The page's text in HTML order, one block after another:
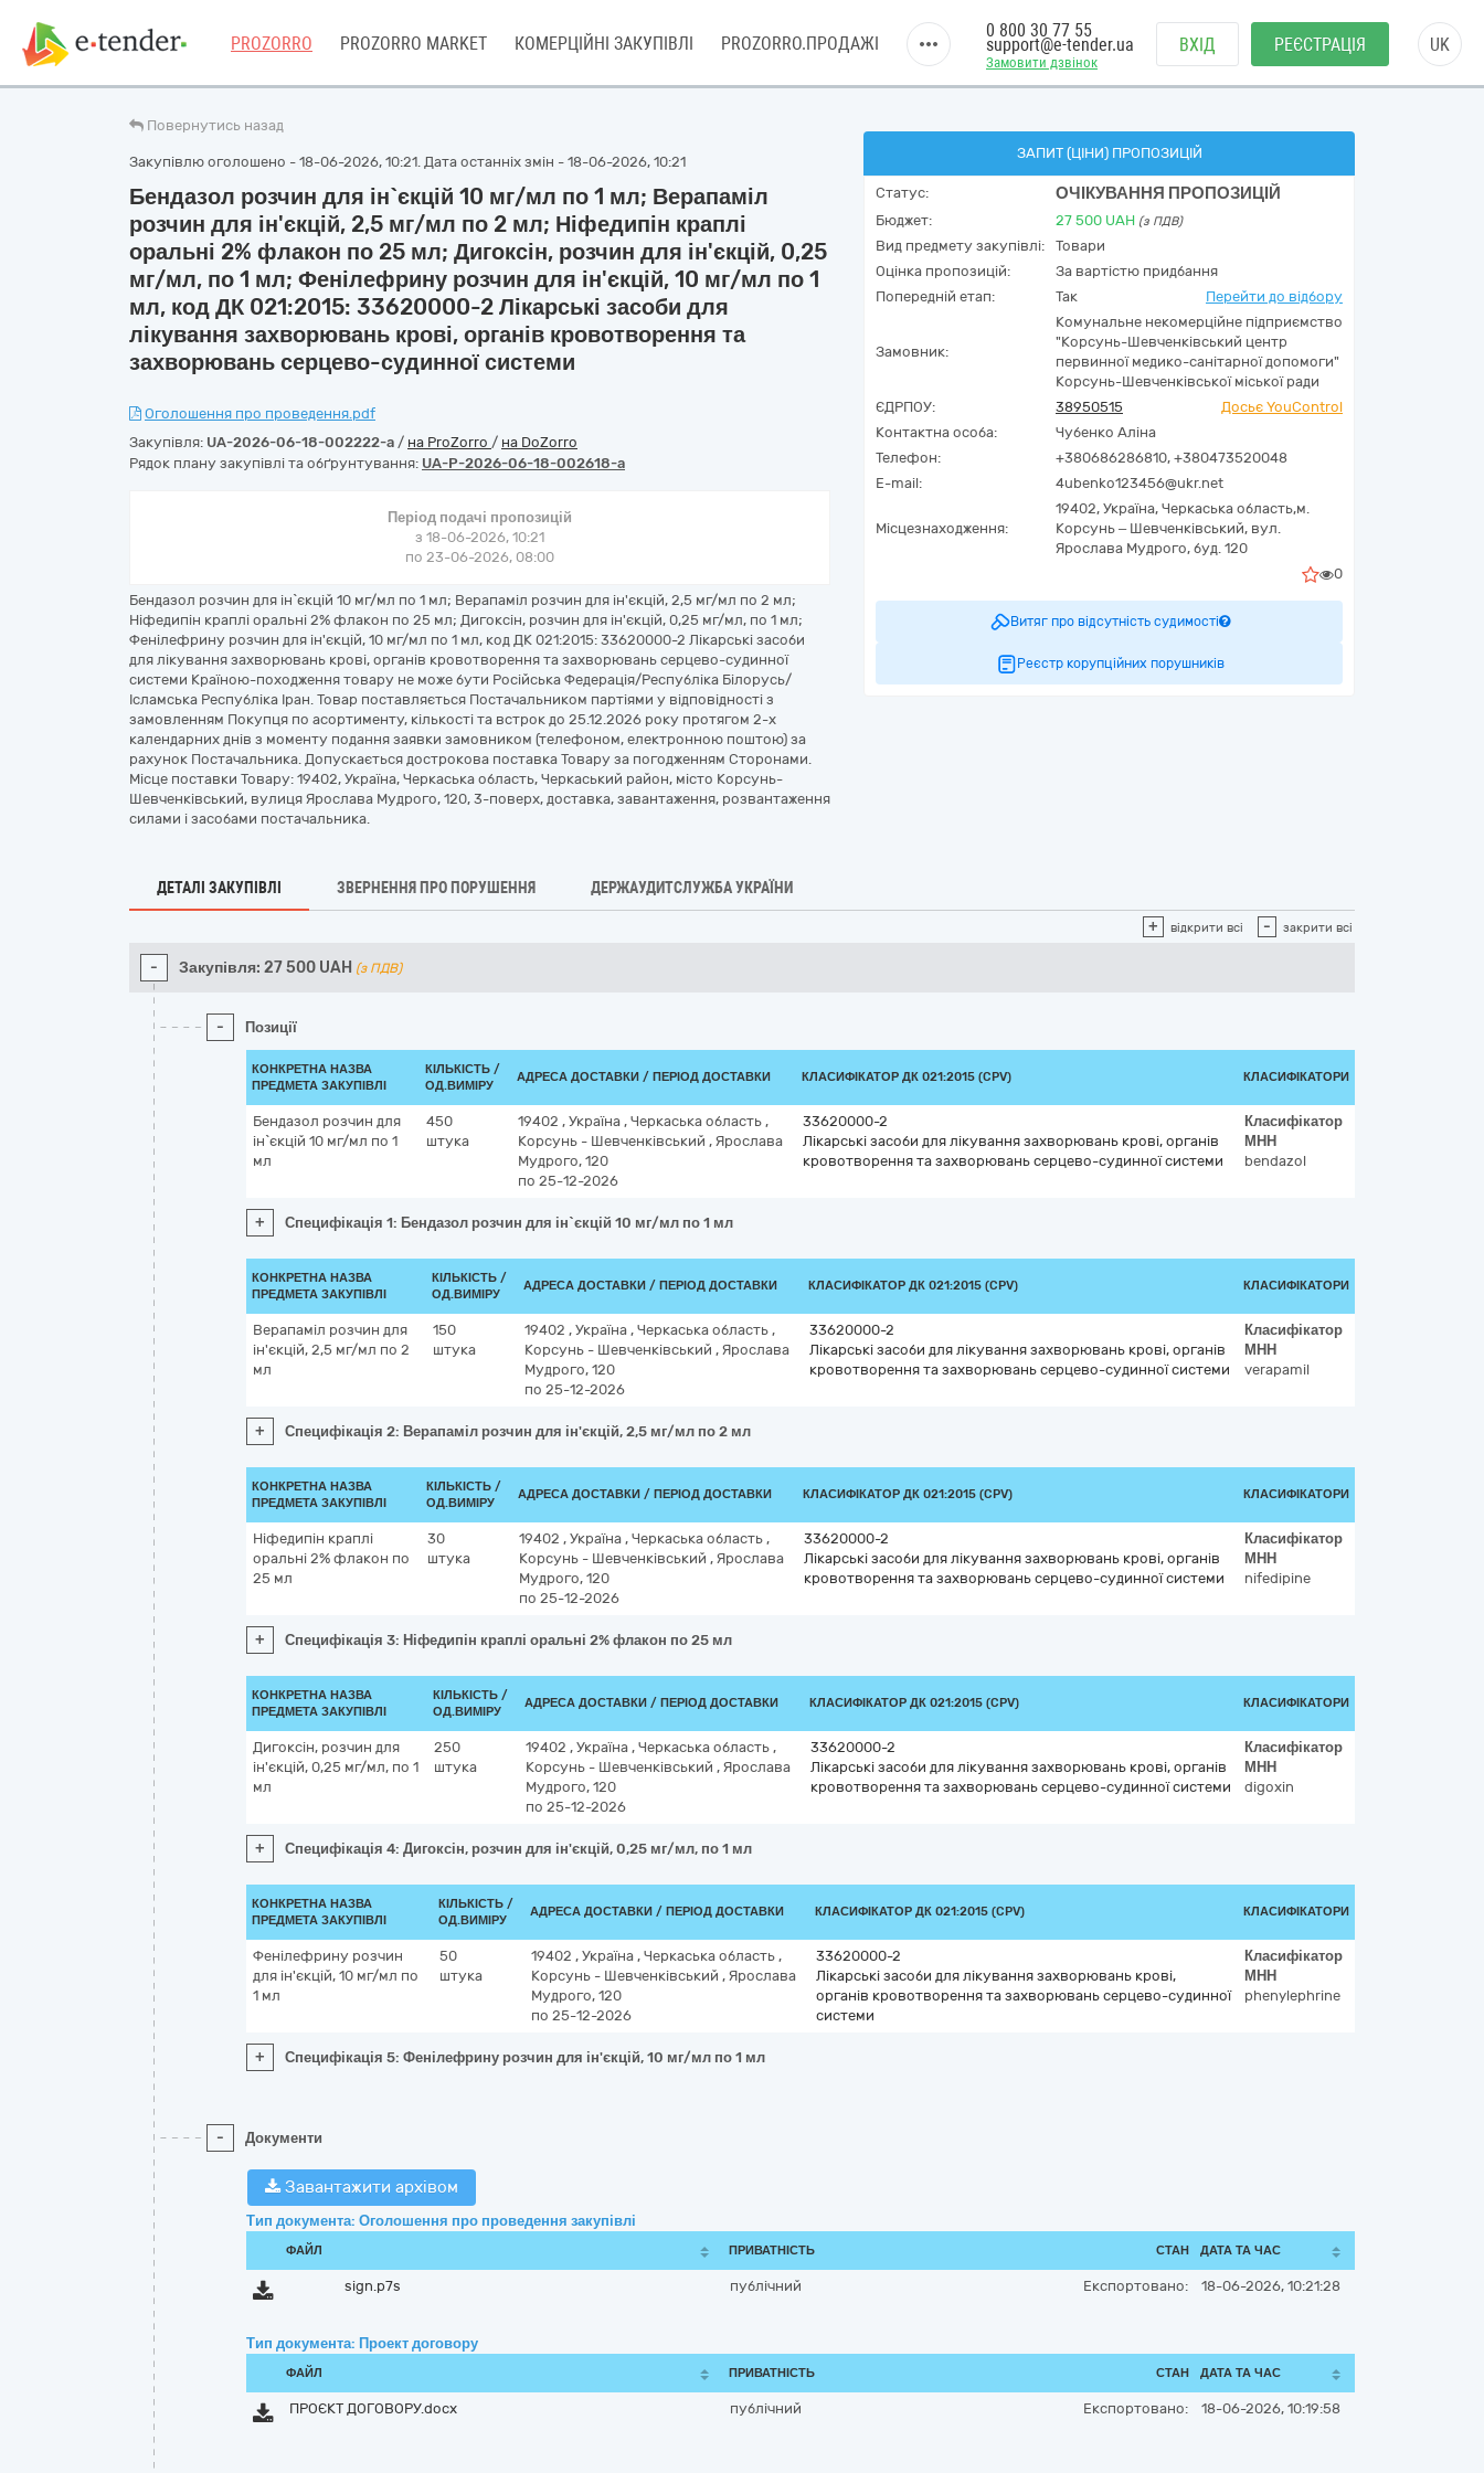
PROZORRO PROZORRO MARKET КОМЕРЦІЙНІ ЗАКУПІВЛІ PROZORRO.ПРОДАЖІ
Замовити дзвінок
0 800 30 77 55
support@e-tender.ua ВХІД РЕЄСТРАЦІЯ UK
Повернутись назад
Закупівлю оголошено - 18-06-2026, 10:21. Дата останніх змін - 18-06-2026, 10:21
Бендазол розчин для ін`єкцій 10 мг/мл по 1 мл; Верапаміл
розчин для ін'єкцій, 2,5 мг/мл по 2 мл; Ніфедипін краплі
оральні 2% флакон по 25 мл; Дигоксін, розчин для ін'єкцій, 0,25
мг/мл, по 1 мл; Фенілефрину розчин для ін'єкцій, 10 мг/мл по 1
мл, код ДК 021:2015: 33620000-2 Лікарські засоби для
лікування захворювань крові, органів кровотворення та
захворювань серцево-судинної системи
Оголошення про проведення.pdf
Закупівля: UA-2026-06-18-002222-a / на ProZorro / на DoZorro
Рядок плану закупівлі та обґрунтування: UA-P-2026-06-18-002618-a
Період подачі пропозицій
з 18-06-2026, 10:21
по 23-06-2026, 08:00
Бендазол розчин для ін`єкцій 10 мг/мл по 1 мл; Верапаміл розчин для ін'єкцій, 2,5 мг/мл по 2 мл;
Ніфедипін краплі оральні 2% флакон по 25 мл; Дигоксін, розчин для ін'єкцій, 0,25 мг/мл, по 1 мл;
Фенілефрину розчин для ін'єкцій, 10 мг/мл по 1 мл, код ДК 021:2015: 33620000-2 Лікарські засоби
для лікування захворювань крові, органів кровотворення та захворювань серцево-судинної
системи Країною-походження товару не може бути Російська Федерація/Республіка Білорусь/
Ісламська Республіка Іран. Товар поставляється Постачальником партіями у відповідності з
замовленням Покупця по асортименту, кількості та встрок до 25.12.2026 року протягом 2-х
календарних днів з моменту подання заявки замовником (телефоном, електронною поштою) за
рахунок Постачальника. Допускається дострокова поставка Товару за погодженням Сторонами.
Місце поставки Товару: 19402, Україна, Черкаська область, Черкаський район, місто Корсунь-
Шевченківський, вулиця Ярослава Мудрого, 120, 3-поверх, доставка, завантаження, розвантаження
силами і засобами постачальника.
ЗАПИТ (ЦІНИ) ПРОПОЗИЦІЙ
Статус: ОЧІКУВАННЯ ПРОПОЗИЦІЙ
Бюджет: 27 500 UAH (з ПДВ)
Вид предмету закупівлі:
Товари
Оцінка пропозицій:
За вартістю придбання
Попередній етап:
Так Перейти до відбору
Замовник:
Комунальне некомерційне підприємство
"Корсунь-Шевченківський центр
первинної медико-санітарної допомоги"
Корсунь-Шевченківської міської ради
ЄДРПОУ:
38950515
Досьє YouControl
Контактна особа:
Чубенко Аліна
Телефон:
+380686286810, +380473520048
E-mail:
4ubenko123456@ukr.net
Місцезнаходження:
19402, Україна, Черкаська область,м.
Корсунь – Шевченківський, вул.
Ярослава Мудрого, буд. 120
0
Витяг про відсутність судимості
Реєстр корупційних порушників
ДЕТАЛІ ЗАКУПІВЛІ ЗВЕРНЕННЯ ПРО ПОРУШЕННЯ ДЕРЖАУДИТСЛУЖБА УКРАЇНИ
+ відкрити всі - закрити всі
- Закупівля: 27 500 UAH (з ПДВ)
- Позиції
КОНКРЕТНА НАЗВА
ПРЕДМЕТА ЗАКУПІВЛІ
КІЛЬКІСТЬ /
ОД.ВИМІРУ
АДРЕСА ДОСТАВКИ / ПЕРІОД ДОСТАВКИ КЛАСИФІКАТОР ДК 021:2015 (CPV) КЛАСИФІКАТОРИ
Бендазол розчин для
ін`єкцій 10 мг/мл по 1
мл
450
штука
19402 , Україна , Черкаська область ,
Корсунь - Шевченківський , Ярослава
Мудрого, 120
по 25-12-2026
33620000-2
Лікарські засоби для лікування захворювань крові, органів
кровотворення та захворювань серцево-судинної системи
Класифікатор
МНН
bendazol
+ Специфікація 1: Бендазол розчин для ін`єкцій 10 мг/мл по 1 мл
КОНКРЕТНА НАЗВА
ПРЕДМЕТА ЗАКУПІВЛІ
КІЛЬКІСТЬ /
ОД.ВИМІРУ
АДРЕСА ДОСТАВКИ / ПЕРІОД ДОСТАВКИ КЛАСИФІКАТОР ДК 021:2015 (CPV) КЛАСИФІКАТОРИ
Верапаміл розчин для
ін'єкцій, 2,5 мг/мл по 2
мл
150
штука
19402 , Україна , Черкаська область ,
Корсунь - Шевченківський , Ярослава
Мудрого, 120
по 25-12-2026
33620000-2
Лікарські засоби для лікування захворювань крові, органів
кровотворення та захворювань серцево-судинної системи
Класифікатор
МНН
verapamil
+ Специфікація 2: Верапаміл розчин для ін'єкцій, 2,5 мг/мл по 2 мл
КОНКРЕТНА НАЗВА
ПРЕДМЕТА ЗАКУПІВЛІ
КІЛЬКІСТЬ /
ОД.ВИМІРУ
АДРЕСА ДОСТАВКИ / ПЕРІОД ДОСТАВКИ КЛАСИФІКАТОР ДК 021:2015 (CPV) КЛАСИФІКАТОРИ
Ніфедипін краплі
оральні 2% флакон по
25 мл
30
штука
19402 , Україна , Черкаська область ,
Корсунь - Шевченківський , Ярослава
Мудрого, 120
по 25-12-2026
33620000-2
Лікарські засоби для лікування захворювань крові, органів
кровотворення та захворювань серцево-судинної системи
Класифікатор
МНН
nifedipine
+ Специфікація 3: Ніфедипін краплі оральні 2% флакон по 25 мл
КОНКРЕТНА НАЗВА
ПРЕДМЕТА ЗАКУПІВЛІ
КІЛЬКІСТЬ /
ОД.ВИМІРУ
АДРЕСА ДОСТАВКИ / ПЕРІОД ДОСТАВКИ КЛАСИФІКАТОР ДК 021:2015 (CPV) КЛАСИФІКАТОРИ
Дигоксін, розчин для
ін'єкцій, 0,25 мг/мл, по 1
мл
250
штука
19402 , Україна , Черкаська область ,
Корсунь - Шевченківський , Ярослава
Мудрого, 120
по 25-12-2026
33620000-2
Лікарські засоби для лікування захворювань крові, органів
кровотворення та захворювань серцево-судинної системи
Класифікатор
МНН
digoxin
+ Специфікація 4: Дигоксін, розчин для ін'єкцій, 0,25 мг/мл, по 1 мл
КОНКРЕТНА НАЗВА
ПРЕДМЕТА ЗАКУПІВЛІ
КІЛЬКІСТЬ /
ОД.ВИМІРУ
АДРЕСА ДОСТАВКИ / ПЕРІОД ДОСТАВКИ КЛАСИФІКАТОР ДК 021:2015 (CPV) КЛАСИФІКАТОРИ
Фенілефрину розчин
для ін'єкцій, 10 мг/мл по
1 мл
50
штука
19402 , Україна , Черкаська область ,
Корсунь - Шевченківський , Ярослава
Мудрого, 120
по 25-12-2026
33620000-2
Лікарські засоби для лікування захворювань крові,
органів кровотворення та захворювань серцево-судинної
системи
Класифікатор
МНН
phenylephrine
+ Специфікація 5: Фенілефрину розчин для ін'єкцій, 10 мг/мл по 1 мл
- Документи
Завантажити архівом
Тип документа: Оголошення про проведення закупівлі
ФАЙЛ ПРИВАТНІСТЬ СТАН ДАТА ТА ЧАС
sign.p7s публічний Експортовано: 18-06-2026, 10:21:28
Тип документа: Проект договору
ФАЙЛ ПРИВАТНІСТЬ СТАН ДАТА ТА ЧАС
ПРОЄКТ ДОГОВОРУ.docx публічний Експортовано: 18-06-2026, 10:19:58